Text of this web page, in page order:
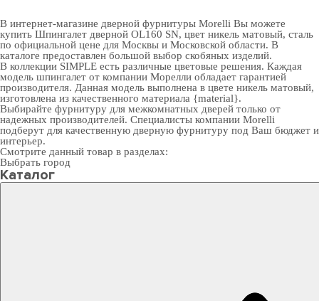
В интернет-магазине дверной фурнитуры Morelli Вы можете
купить Шпингалет дверной OL160 SN, цвет никель матовый, сталь
по официальной цене для Москвы и Московской области. В
каталоге предоставлен большой выбор скобяных изделий.
В коллекции SIMPLE есть различные цветовые решения. Каждая
модель шпингалет от компании Морелли обладает гарантией
производителя. Данная модель выполнена в цвете никель матовый,
изготовлена из качественного материала {material}.
Выбирайте фурнитуру для межкомнатных дверей только от
надежных производителей. Специалисты компании Morelli
подберут для качественную дверную фурнитуру под Ваш бюджет и
интерьер.
Смотрите данный товар в разделах:
Выбрать город
Каталог